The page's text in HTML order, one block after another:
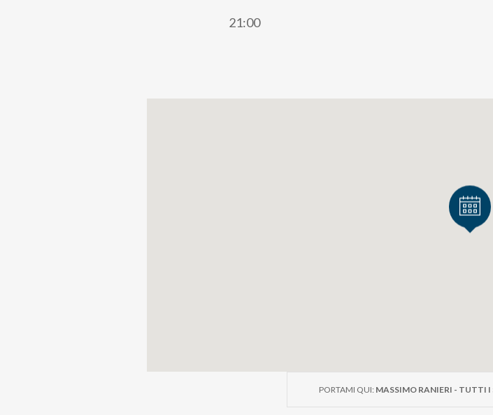
21:00
PORTAMI QUI: MASSIMO RANIERI - TUTTI